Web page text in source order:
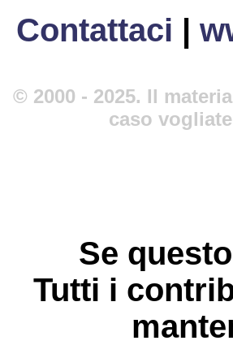
Contattaci |
© 2000 - 2025. Il
caso
Se
Tutti i